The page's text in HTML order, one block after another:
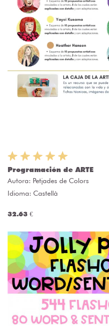
Programación de ARTE
Autora: Petjades de Colors
Idioma: Castellà
32.63 €